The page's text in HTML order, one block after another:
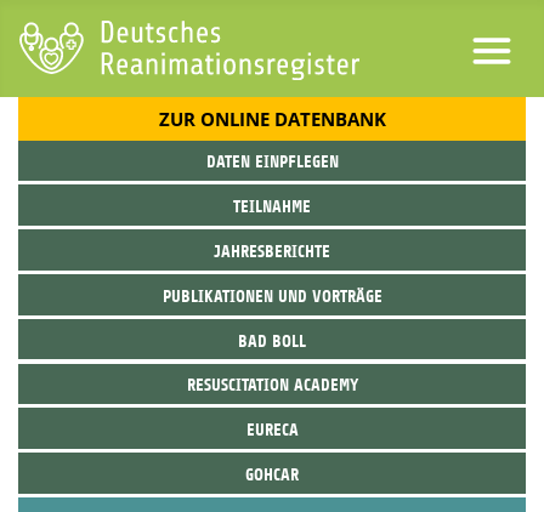
ZUR ONLINE DATENBANK
DATEN EINPFLEGEN
TEILNAHME
JAHRESBERICHTE
PUBLIKATIONEN UND VORTRÄGE
BAD BOLL
RESUSCITATION ACADEMY
EURECA
GOHCAR